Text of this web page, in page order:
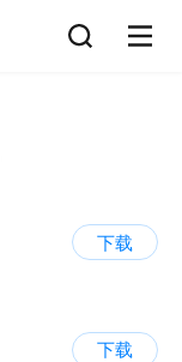
下载
下载